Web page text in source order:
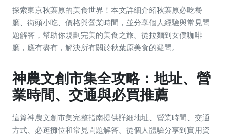
探索東京秋葉原的美食世界！本文詳細介紹秋葉原必吃餐
廳、街頭小吃、價格與營業時間，並分享個人經驗與常見問
題解答，幫助你規劃完美的美食之旅。從拉麵到女僕咖啡
廳，應有盡有，解決所有關於秋葉原美食的疑問。
神農文創市集全攻略：地址、營
業時間、交通與必買推薦
這篇神農文創市集完整指南提供詳細地址、營業時間、交通
方式、必逛攤位和常見問題解答。從個人體驗分享到實用資